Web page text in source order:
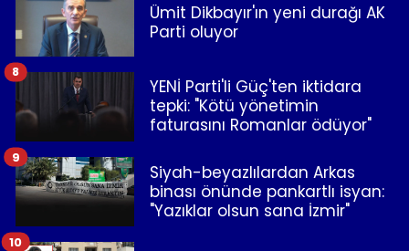
Ümit Dikbayır'ın yeni durağı AK
Parti oluyor
YENİ Parti'li Güç'ten iktidara
tepki: "Kötü yönetimin
faturasını Romanlar ödüyor"
8
Siyah-beyazlılardan Arkas
binası önünde pankartlı isyan:
"Yazıklar olsun sana İzmir"
9
10